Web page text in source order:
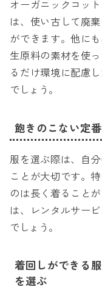
オーガニックコッ
は、使い古して廃
ができます。他に
生原料の素材を使
るだけ環境に配慮
でしょう。
飽きのこない定
服を選ぶ際は、自
ことが大切です。
のは長く着ること
は、レンタルサー
でしょう。
着回しができる
を選ぶ